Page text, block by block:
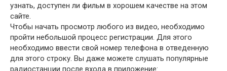
узнать, доступен ли фильм в хорошем качестве на этом
сайте.
Чтобы начать просмотр любого из видео, необходимо
пройти небольшой процесс регистрации. Для этого
необходимо ввести свой номер телефона в отведенную
для этого строку. Вы даже можете слушать популярные
радиостанции после входа в приложение: